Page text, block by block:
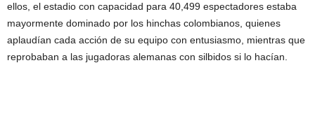
ellos, el estadio con capacidad para 40,499 espectadores estaba
mayormente dominado por los hinchas colombianos, quienes
aplaudían cada acción de su equipo con entusiasmo, mientras que
reprobaban a las jugadoras alemanas con silbidos si lo hacían.